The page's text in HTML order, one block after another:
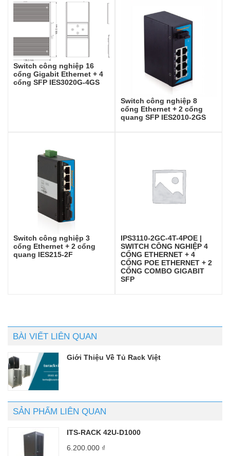
Switch công nghiệp 16
cổng Gigabit Ethernet + 4
cổng SFP IES3020G-4GS
Switch công nghiệp 8
cổng Ethernet + 2 cổng
quang SFP IES2010-2GS
Switch công nghiệp 3
cổng Ethernet + 2 cổng
quang IES215-2F
IPS3110-2GC-4T-4POE |
SWITCH CÔNG NGHIỆP 4
CỔNG ETHERNET + 4
CỔNG POE ETHERNET + 2
CỔNG COMBO GIGABIT
SFP
BÀI VIẾT LIÊN QUAN
Giới Thiệu Về Tủ Rack Việt
SẢN PHẨM LIÊN QUAN
ITS-RACK 42U-D1000
6.200.000 ₫